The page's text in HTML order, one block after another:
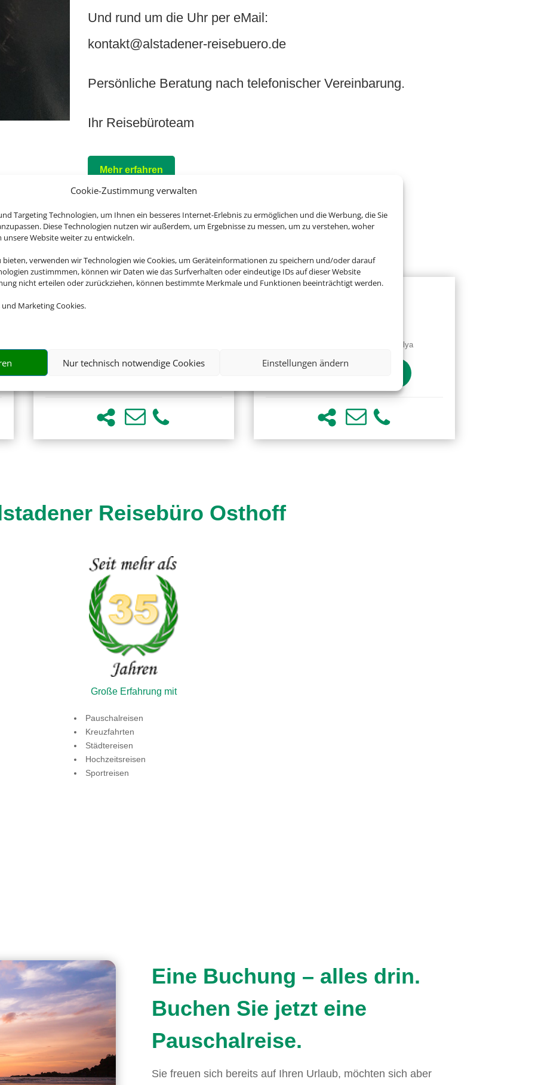
Cookie-Zustimmung verwalten
Targeting Technologien, um Ihnen ein besseres Internet-Erlebnis zu ermöglichen und die Werbung, die Sie
Diese Technologien nutzen wir außerdem, um Ergebnisse zu messen, um zu verstehen, woher
Website weiter zu entwickeln.
bieten, verwenden wir Technologien wie Cookies, um Geräteinformationen zu speichern und/oder darauf
zustimmmen, können wir Daten wie das Surfverhalten oder eindeutige IDs auf dieser Website
nicht erteilen oder zurückziehen, können bestimmte Merkmale und Funktionen beeinträchtigt werden.
Marketing Cookies.
Nur technisch notwendige Cookies Einstellungen ändern
Und rund um die Uhr per eMail:
kontakt@alstadener-reisebuero.de
Persönliche Beratung nach telefonischer Vereinbarung.
Ihr Reisebüroteam
Mehr erfahren
ab 2.300 € (p. P.) ab 1.200 € (p. P.)
Belek, Türkische Riviera - Antalya
Reisebüro Osthoff
Große Erfahrung mit
Pauschalreisen
Kreuzfahrten
Städtereisen
Hochzeitsreisen
Sportreisen
Eine Buchung – alles drin.
Buchen Sie jetzt eine
Pauschalreise.
Sie freuen sich bereits auf Ihren Urlaub, möchten sich aber